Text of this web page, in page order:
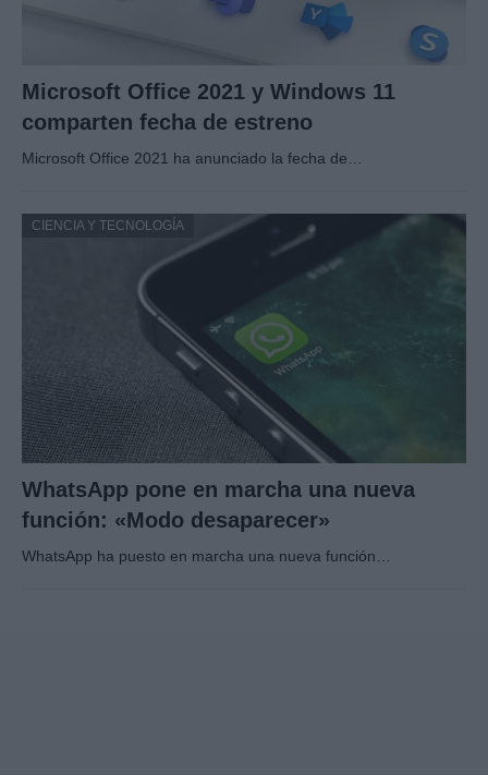
Microsoft Office 2021 y Windows 11
comparten fecha de estreno
Microsoft Office 2021 ha anunciado la fecha de…
CIENCIA Y TECNOLOGÍA
WhatsApp pone en marcha una nueva
función: «Modo desaparecer»
WhatsApp ha puesto en marcha una nueva función…